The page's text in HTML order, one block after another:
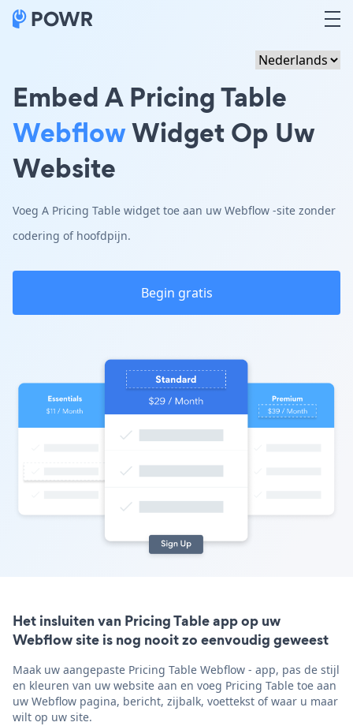
Embed A Pricing Table
WebflowWidget Op Uw
Website
Voeg A Pricing Table widget toe aan uw Webflow -site zonder
codering of hoofdpijn.
Begin gratis
Het insluiten van Pricing Table app op uw
Webflow site is nog nooit zo eenvoudig geweest
Maak uw aangepaste Pricing Table Webflow - app, pas de stijl
en kleuren van uw website aan en voeg Pricing Table toe aan
uw Webflow pagina, bericht, zijbalk, voettekst of waar u maar
wilt op uw site.